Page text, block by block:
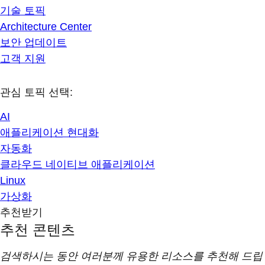
기술 토픽
Architecture Center
보안 업데이트
고객 지원
관심 토픽 선택:
AI
애플리케이션 현대화
자동화
클라우드 네이티브 애플리케이션
Linux
가상화
추천받기
추천 콘텐츠
검색하시는 동안 여러분께 유용한 리소스를 추천해 드립